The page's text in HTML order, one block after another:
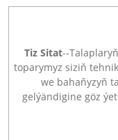
Tiz Sitat--
toparymyz siziň
we bahaňyzyň
gelýändigine göz